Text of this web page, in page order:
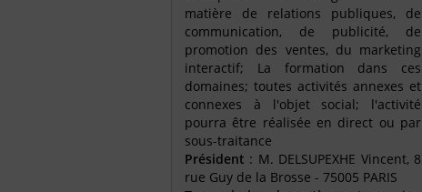
matière de relations publiques, de
communication, de publicité, de
promotion des ventes, du marketing
interactif; La formation dans ces
domaines; toutes activités annexes et
connexes à l'objet social; l'activité
pourra être réalisée en direct ou par
sous-traitance
Président : M. DELSUPEXHE Vincent, 8
rue Guy de la Brosse - 75005 PARIS